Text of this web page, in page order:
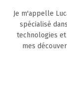
Je m'appelle
spécialisé
technologies
mes